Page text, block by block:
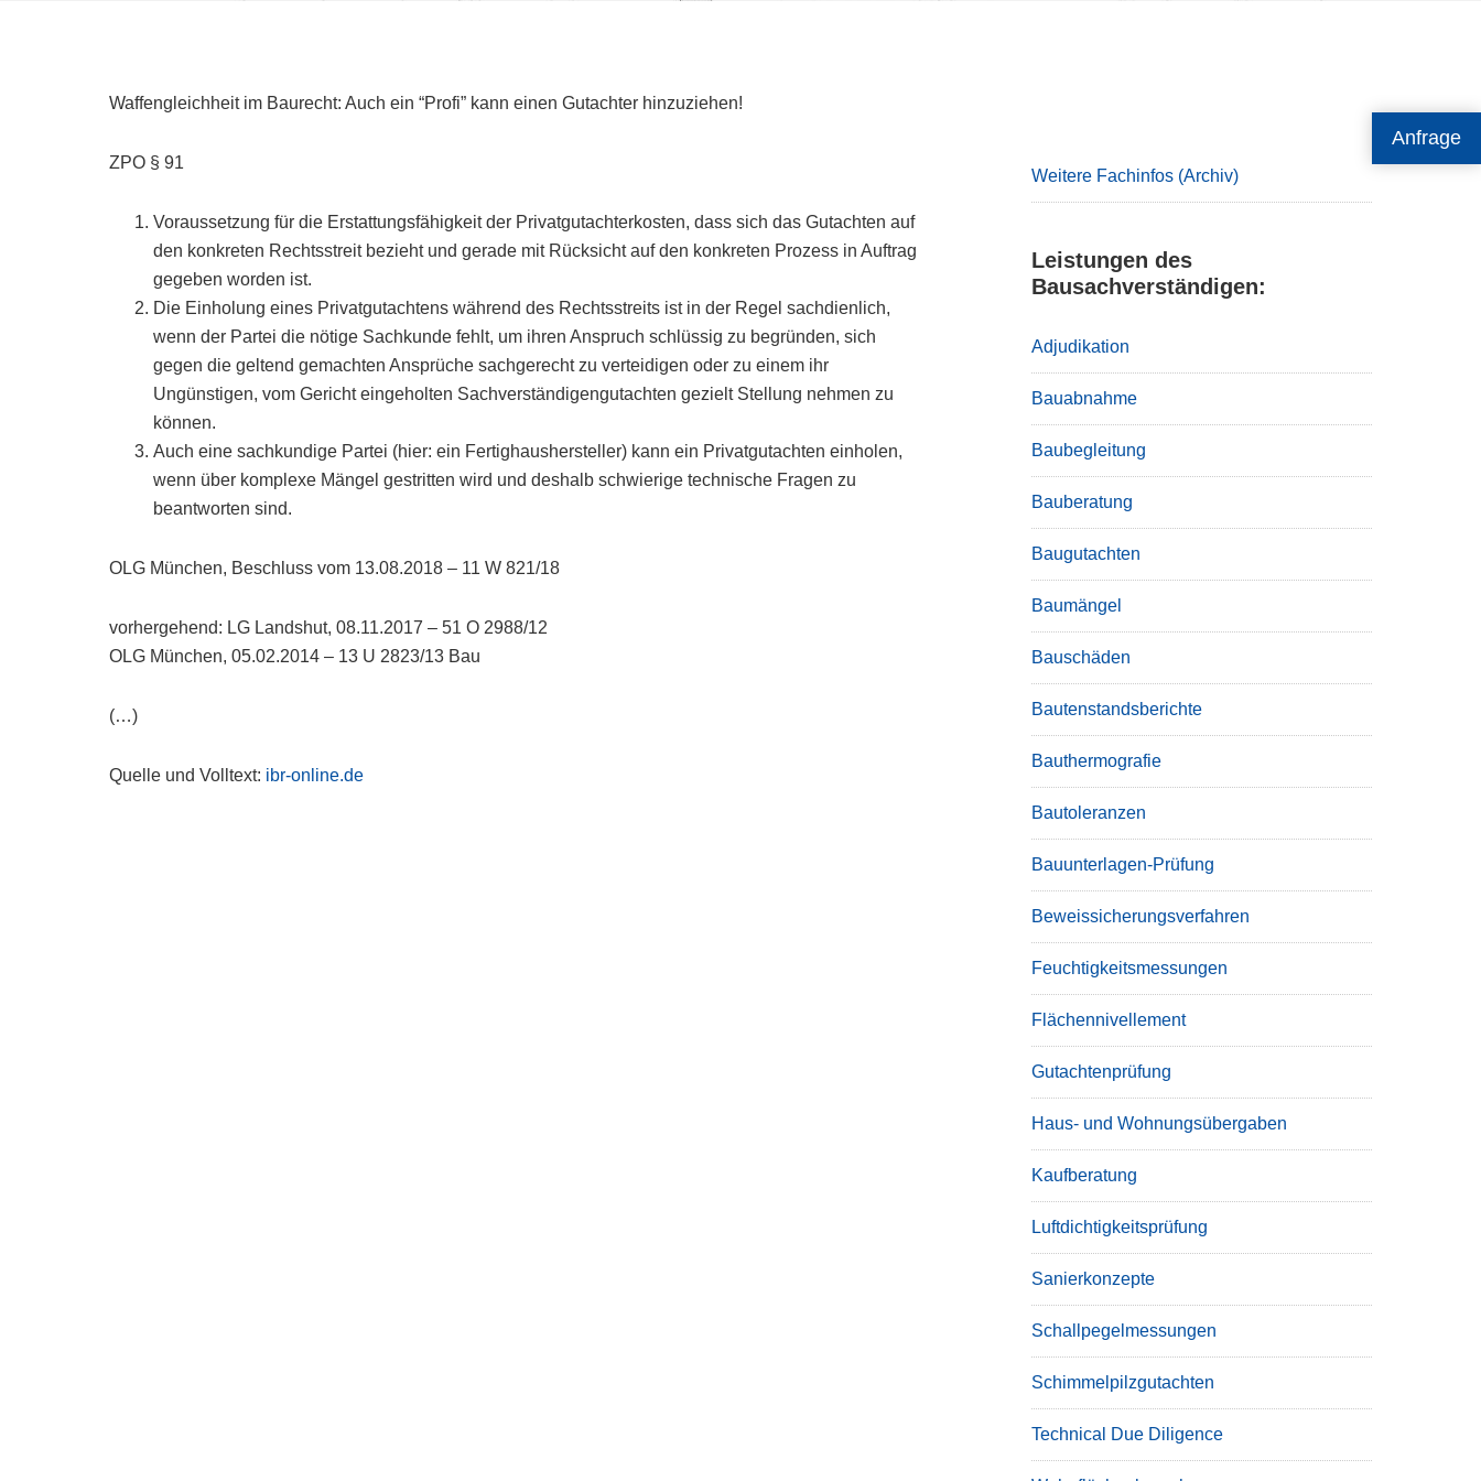
Anfrage
Waffengleichheit im Baurecht: Auch ein “Profi” kann einen Gutachter hinzuziehen!
ZPO § 91
Voraussetzung für die Erstattungsfähigkeit der Privatgutachterkosten, dass sich das Gutachten auf
den konkreten Rechtsstreit bezieht und gerade mit Rücksicht auf den konkreten Prozess in Auftrag
gegeben worden ist.
Die Einholung eines Privatgutachtens während des Rechtsstreits ist in der Regel sachdienlich,
wenn der Partei die nötige Sachkunde fehlt, um ihren Anspruch schlüssig zu begründen, sich
gegen die geltend gemachten Ansprüche sachgerecht zu verteidigen oder zu einem ihr
Ungünstigen, vom Gericht eingeholten Sachverständigengutachten gezielt Stellung nehmen zu
können.
Auch eine sachkundige Partei (hier: ein Fertighaushersteller) kann ein Privatgutachten einholen,
wenn über komplexe Mängel gestritten wird und deshalb schwierige technische Fragen zu
beantworten sind.
OLG München, Beschluss vom 13.08.2018 – 11 W 821/18
vorhergehend: LG Landshut, 08.11.2017 – 51 O 2988/12
OLG München, 05.02.2014 – 13 U 2823/13 Bau
(…)
Quelle und Volltext: ibr-online.de
Weitere Fachinfos (Archiv)
Leistungen des
Bausachverständigen:
Adjudikation
Bauabnahme
Baubegleitung
Bauberatung
Baugutachten
Baumängel
Bauschäden
Bautenstandsberichte
Bauthermografie
Bautoleranzen
Bauunterlagen-Prüfung
Beweissicherungsverfahren
Feuchtigkeitsmessungen
Flächennivellement
Gutachtenprüfung
Haus- und Wohnungsübergaben
Kaufberatung
Luftdichtigkeitsprüfung
Sanierkonzepte
Schallpegelmessungen
Schimmelpilzgutachten
Technical Due Diligence